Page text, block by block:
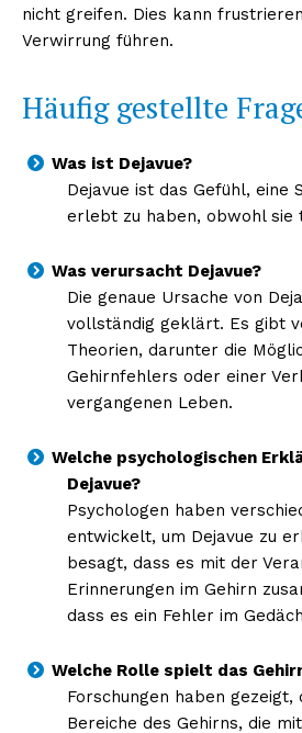
kostenlosen
NEWSLETTER
Inhalte
nicht greifen. Dies kann
Verwirrung führen.
Häufig gestellte
Was ist Dejavue?
Dejavue ist das Gefühl, eine
erlebt zu haben, obwohl sie
Was verursacht Dejavue?
Die genaue Ursache von
vollständig geklärt. Es gibt
Theorien, darunter die
Gehirnfehlers oder einer
vergangenen Leben.
Welche psychologischen
Dejavue?
Psychologen haben
entwickelt, um Dejavue zu
besagt, dass es mit der
Erinnerungen im Gehirn
dass es ein Fehler im
Welche Rolle spielt das
Forschungen haben
Bereiche des Gehirns, die